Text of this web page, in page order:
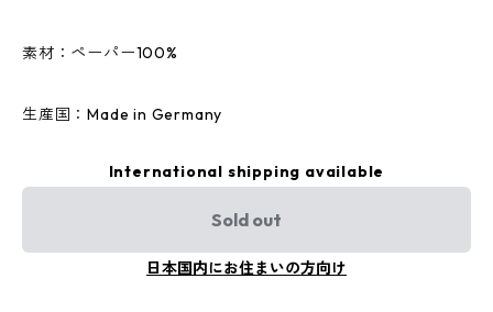
素材：ペーパー100%
生産国：Made in Germany
International shipping available
Sold out
日本国内にお住まいの方向け